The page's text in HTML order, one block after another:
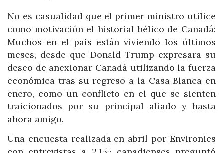
No es casualidad que el primer ministro utilice
como motivación el historial bélico de Canadá:
Muchos en el país están viviendo los últimos
meses, desde que Donald Trump expresara su
deseo de anexionar Canadá utilizando la fuerza
económica tras su regreso a la Casa Blanca en
enero, como un conflicto en el que se sienten
traicionados por su principal aliado y hasta
ahora amigo.
Una encuesta realizada en abril por Environics